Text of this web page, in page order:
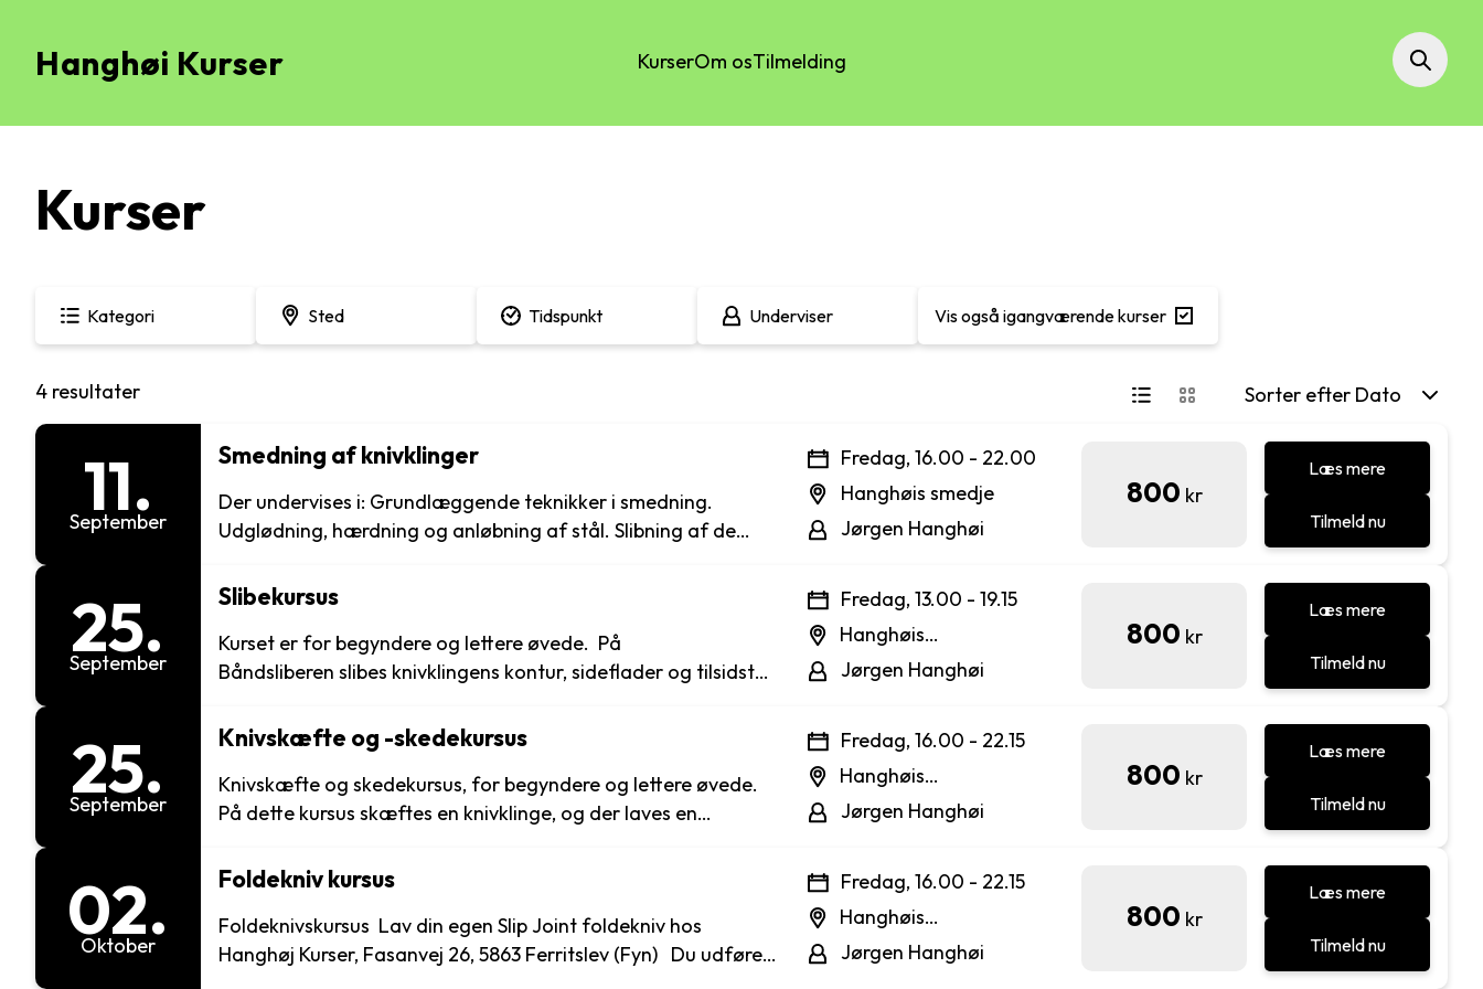
Menu
Hanghøi Kurser KurserOm osTilmelding
Kurser
Kategori Sted Tidspunkt Underviser Vis også igangværende kurser
4 resultater Sorter efter Dato
11.
September
Smedning af knivklinger
Der undervises i: Grundlæggende teknikker i smedning.
Udglødning, hærdning og anløbning af stål. Slibning af de
knivklinger. Der er mulighed for overnatning på
Aftensmad fra d
Fredag, 16.00 - 22.00
Hanghøis smedje
Jørgen Hanghøi
800 kr
Læs mere
Tilmeld nu
25.
September
Slibekursus
Kurset er for begyndere og lettere øvede. På
Båndsliberen slibes knivklingens kontur, sideflader og tilsidst
stålbare i rustfast stål. Klingen færdiggøres så den er klar til
Fredag, 13.00 - 19.15
Hanghøis
Maskinværksted
Jørgen Hanghøi
800 kr
Læs mere
Tilmeld nu
25.
September
Knivskæfte og -skedekursus
Knivskæfte og skedekursus, for begyndere og lettere øvede.
På dette kursus skæftes en knivklinge, og der laves en
lettere øvede. Der skal påregnes en materiale udgift på ca. kr.
Fredag, 16.00 - 22.15
Hanghøis
Maskinværksted
Jørgen Hanghøi
800 kr
Læs mere
Tilmeld nu
02.
Oktober
Foldekniv kursus
Foldeknivskursus Lav din egen Slip Joint foldekniv hos
Hanghøj Kurser, Fasanvej 26, 5863 Ferritslev (Fyn) Du udfører
Fredag, 16.00 - 22.15
Hanghøis
Maskinværksted
Jørgen Hanghøi
800 kr
Læs mere
Tilmeld nu